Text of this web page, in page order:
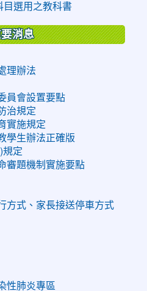
目選用之教科書
消息
理辦法
員會設置要點
治規定
實施規定
學生辦法正確版
規定
審題機制實施要點
方式、家長接送停車方式
性肺炎專區